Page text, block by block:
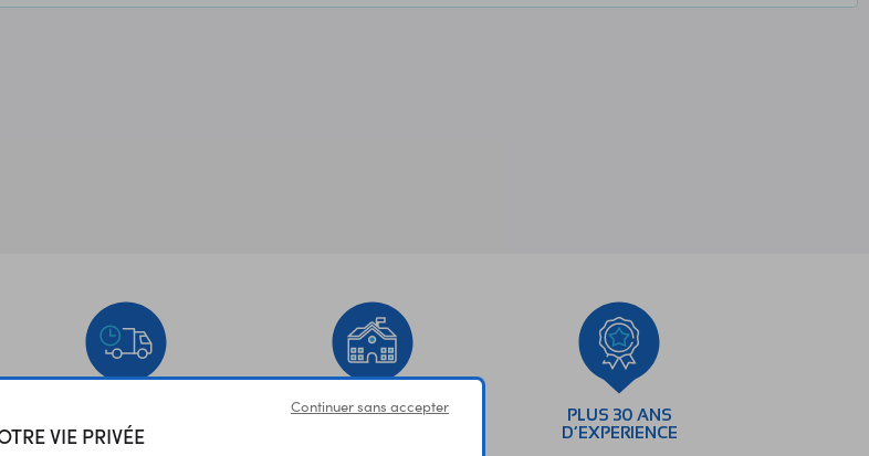
RAPIDE
ÉTABLISSEMENTS
PLUS 30 ANS
D’EXPERIENCE
Continuer sans accepter
VIE PRIVÉE